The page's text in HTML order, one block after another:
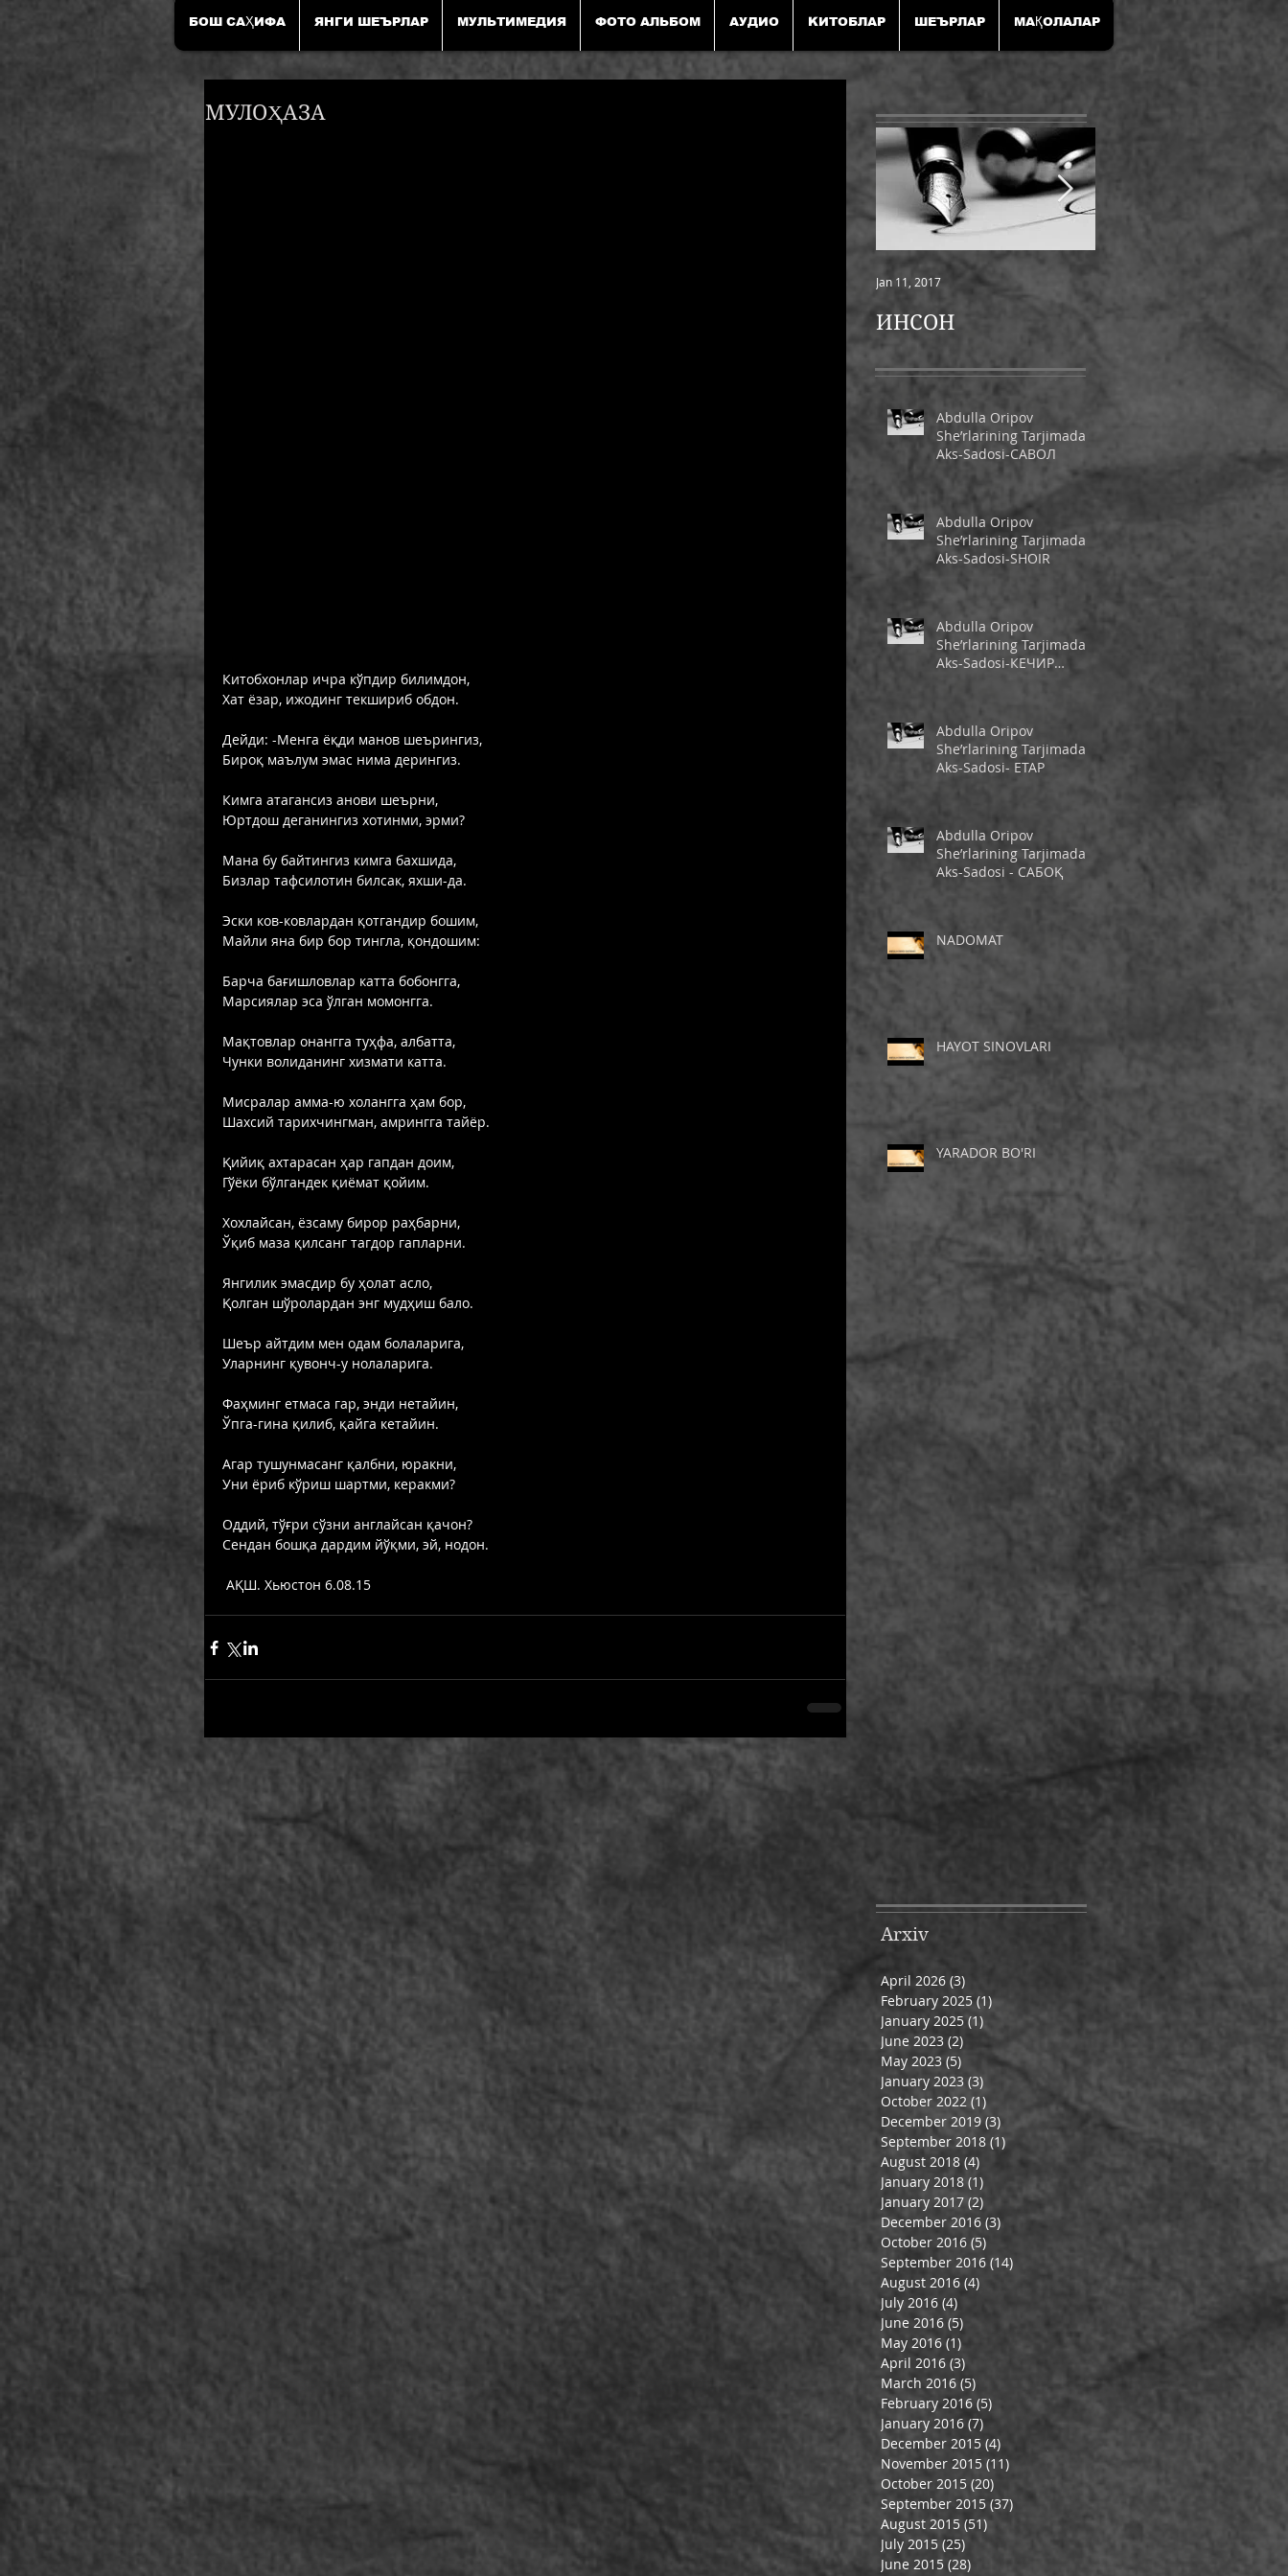
БОШ САҲИФА ЯНГИ ШЕЪРЛАР МУЛЬТИМЕДИЯ ФОТО АЛЬБОМ АУДИО KИТОБЛАР ШЕЪРЛАР МАҚОЛАЛАР
МУЛОҲАЗА
Китобхонлар ичра кўпдир билимдон,
Хат ёзар, ижодинг текшириб обдон.
Дейди: -Менга ёқди манов шеърингиз,
Бироқ маълум эмас нима дерингиз.
Кимга атагансиз анови шеърни,
Юртдош деганингиз хотинми, эрми?
Мана бу байтингиз кимга бахшида,
Бизлар тафсилотин билсак, яхши-да.
Эски ков-ковлардан қотгандир бошим,
Майли яна бир бор тингла, қондошим:
Барча бағишловлар катта бобонгга,
Марсиялар эса ўлган момонгга.
Мақтовлар онангга туҳфа, албатта,
Чунки волиданинг хизмати катта.
Мисралар амма-ю холангга ҳам бор,
Шахсий тарихчингман, амрингга тайёр.
Қийиқ ахтарасан ҳар гапдан доим,
Гўёки бўлгандек қиёмат қойим.
Хохлайсан, ёзсаму бирор раҳбарни,
Ўқиб маза қилсанг тагдор гапларни.
Янгилик эмасдир бу ҳолат асло,
Қолган шўролардан энг мудҳиш бало.
Шеър айтдим мен одам болаларига,
Уларнинг қувонч-у нолаларига.
Фаҳминг етмаса гар, энди нетайин,
Ўпга-гина қилиб, қайга кетайин.
Агар тушунмасанг қалбни, юракни,
Уни ёриб кўриш шартми, керакми?
Оддий, тўғри сўзни англайсан қачон?
Сендан бошқа дардим йўқми, эй, нодон.
АҚШ. Хьюстон 6.08.15
ИНСОН
Jan 11, 2017
ШАМОЛ
Abdulla Oripov
She’rlarining Tarjimada
Aks-Sadosi-САВОЛ
Abdulla Oripov
She’rlarining Tarjimada
Aks-Sadosi-SHOIR
Abdulla Oripov
She’rlarining Tarjimada
Aks-Sadosi-КЕЧИР
Abdulla Oripov
She’rlarining Tarjimada
Aks-Sadosi- ЕТАР
Abdulla Oripov
She’rlarining Tarjimada
Aks-Sadosi - САБОҚ
NADOMAT
HAYOT SINOVLARI
YARADOR BO'RI
Arxiv
April 2026 (3)
February 2025 (1)1 post
January 2025 (1)
June 2023 (2) 2 posts
May 2023 (5) 5 posts
January 2023 (3) 3 posts
October 2022 (1)
December 2019 (3) 3 posts
September 2018 (1)
August 2018 (4)
January 2018 (1)
January 2017 (2)
December 2016 (3) 3 posts
October 2016 (5)
September 2016 (14)
August 2016 (4)
July 2016 (4)
June 2016 (5)
May 2016 (1)
April 2016 (3)
March 2016 (5)
February 2016 (5)
January 2016 (7)
December 2015 (4)
November 2015 (11)
October 2015 (20)
September 2015 (37) 37 posts
August 2015 (51) 51 posts
July 2015 (25)
June 2015 (28)